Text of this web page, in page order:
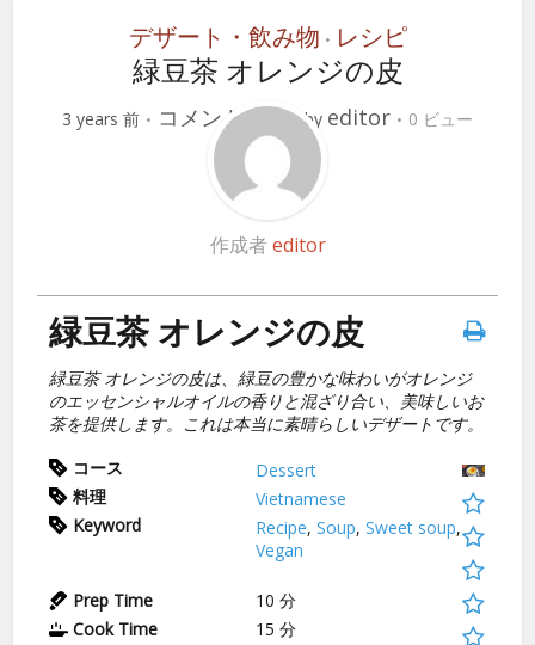
デザート・飲み物 • レシピ
緑豆茶 オレンジの皮
3 years 前 コメントする by editor 0 ビュー
作成者editor
緑豆茶 オレンジの皮
緑豆茶 オレンジの皮は、緑豆の豊かな味わいがオレンジ
のエッセンシャルオイルの香りと混ざり合い、美味しいお
茶を提供します。これは本当に素晴らしいデザートです。
コース
Dessert
料理
Vietnamese
Keyword
Recipe,Soup,Sweet soup,
Vegan
Prep Time 10 分
Cook Time
15 分